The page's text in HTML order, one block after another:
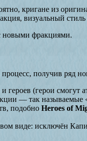
кригане из
визуальный
новыми фракциями.
получив ряд
героев (герои смогут
— так называемые
подобно Heroes of
виде: исключён